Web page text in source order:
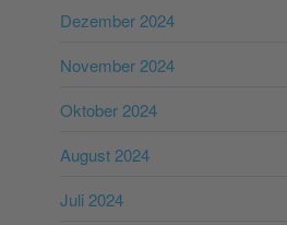
Dezember 2024
November 2024
Oktober 2024
August 2024
Juli 2024